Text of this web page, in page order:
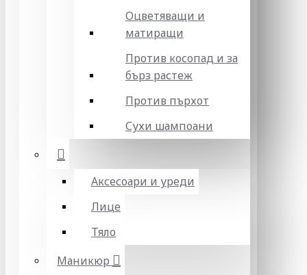
Оцветяващи и
матиращи
Против косопад и за
бърз растеж
Против пърхот
Сухи шампоани
Аксесоари и уреди
Лице
Тяло
Маникюр